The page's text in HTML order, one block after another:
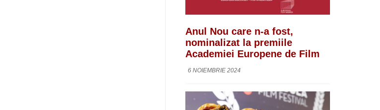
Anul Nou care n-a fost,
nominalizat la premiile
Academiei Europene de Film
6 NOIEMBRIE 2024